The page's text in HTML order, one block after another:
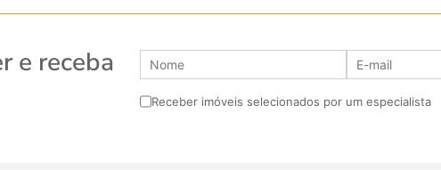
e receba
Receber imóveis selecionados por um especialista